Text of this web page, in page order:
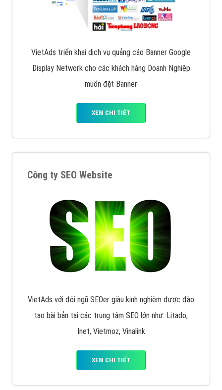
VietAds triển khai dịch vụ quảng cáo Banner Google
Display Network cho các khách hàng Doanh Nghiệp
muốn đặt Banner
XEM CHI TIẾT
Công ty SEO Website
VietAds với đội ngũ SEOer giàu kinh nghiệm được đào
tạo bài bản tại các trung tâm SEO lớn như: Litado,
Inet, Vietmoz, Vinalink
XEM CHI TIẾT